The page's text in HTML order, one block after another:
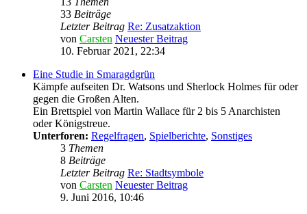
33 Beiträge
Letzter Beitrag Re: Zusatzaktion
von Carsten Neuester Beitrag
10. Februar 2021, 22:34
Eine Studie in Smaragdgrün
Kämpfe aufseiten Dr. Watsons und Sherlock Holmes für oder
gegen die Großen Alten.
Ein Brettspiel von Martin Wallace für 2 bis 5 Anarchisten
oder Königstreue.
Unterforen: Regelfragen, Spielberichte, Sonstiges
3 Themen
8 Beiträge
Letzter Beitrag Re: Stadtsymbole
von Carsten Neuester Beitrag
9. Juni 2016, 10:46